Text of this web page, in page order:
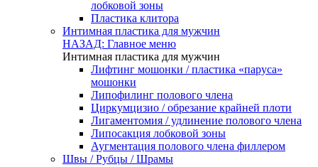
лобковой зоны
Пластика клитора
Интимная пластика для мужчин
НАЗАД: Главное меню
Интимная пластика для мужчин
Лифтинг мошонки / пластика «паруса»
мошонки
Липофилинг полового члена
Циркумцизио / обрезание крайней плоти
Лигаментомия / удлинение полового члена
Липосакция лобковой зоны
Аугментация полового члена филлером
Швы / Рубцы / Шрамы